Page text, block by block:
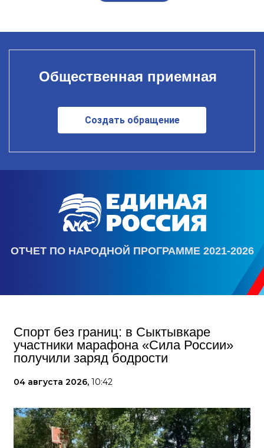
Общественная приемная
Создать обращение
ОТЧЕТ ПО НАРОДНОЙ ПРОГРАММЕ 2021-2026
Спорт без границ: в Сыктывкаре
участники марафона «Сила России»
получили заряд бодрости
04 августа 2026, 10:42